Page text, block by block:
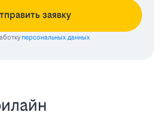
заявку
персональных данных